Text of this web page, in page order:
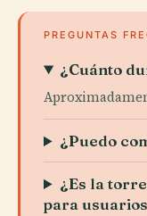
PREGUNTAS
¿Cuánto
¿Puedo
¿Es la
para